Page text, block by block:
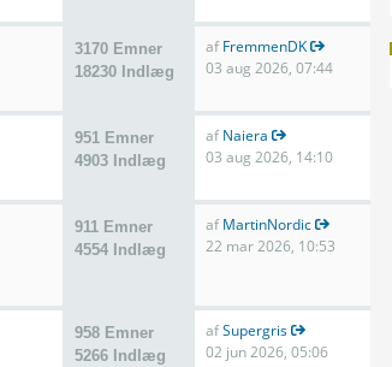
3170 Emner
18230 Indlæg
afFremmenDK
03 aug 2026, 07:44
951 Emner
4903 Indlæg
afNaiera
03 aug 2026, 14:10
911 Emner
4554 Indlæg
afMartinNordic
22 mar 2026, 10:53
958 Emner
5266 Indlæg
afSupergris
02 jun 2026, 05:06